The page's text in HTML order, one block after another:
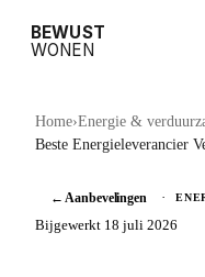
BEWUST
WONEN
Home›Energie &
Beste Energieleverancier
← Aanbevelingen ·
Bijgewerkt 18 juli 2026